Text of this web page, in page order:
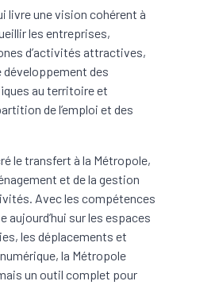
livre une vision cohérent à
les entreprises,
d’activités attractives,
développement des
au territoire et
de l’emploi et des
le transfert à la Métropole,
et de la gestion
Avec les compétences
aujourd’hui sur les espaces
les déplacements et
la Métropole
un outil complet pour